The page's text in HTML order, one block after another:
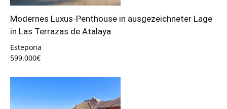
Modernes Luxus-Penthouse in ausgezeichneter Lage
in Las Terrazas de Atalaya
Estepona
599.000€